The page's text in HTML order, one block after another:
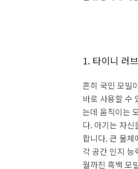
1. 타이니 러
흔히 국민 모빌
바로 사용할 수
는데 움직이는
다. 아기는 자신
합니다. 큰 물
각 공간 인지
월까진 흑백 모